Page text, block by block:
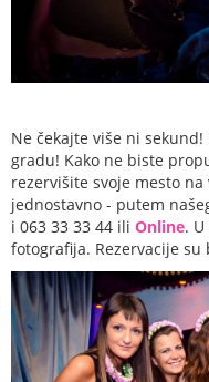
Ne čekajte više ni
gradu! Kako ne biste
rezervišite svoje mesto
jednostavno - putem
i 063 33 33 44 ili Online.
fotografija. Rezervacije su